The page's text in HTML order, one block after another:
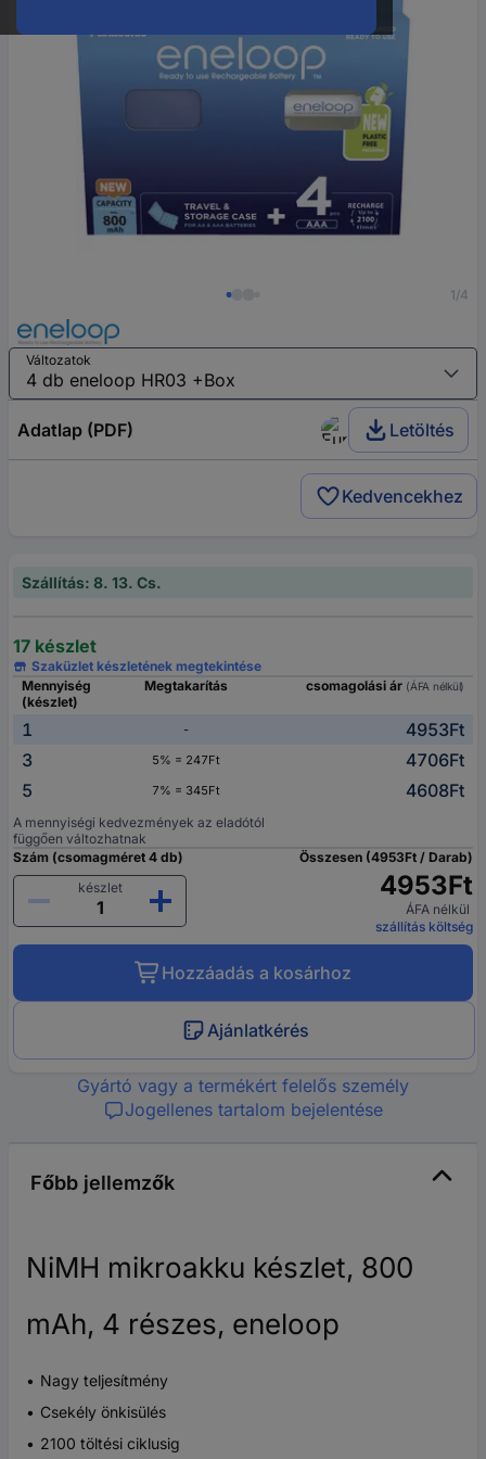
1/4
Változatok
Adatlap (PDF) Letöltés
Kedvencekhez
Szállítás: 8. 13. Cs.
17 készlet
Szaküzlet készletének megtekintése
Mennyiség
(készlet)
Megtakarítás csomagolási ár (ÁFA nélkül)
1 -
4953Ft
3
5% = 247Ft
4706Ft
5
7% = 345Ft 4608Ft
A mennyiségi kedvezmények az eladótól
függően változhatnak
Szám (csomagméret 4 db)
készlet
Összesen (4953Ft / Darab)
4953Ft
ÁFA nélkül
szállítás költség
Hozzáadás a kosárhoz
Ajánlatkérés
Gyártó vagy a termékért felelős személy
Jogellenes tartalom bejelentése
Főbb jellemzők
NiMH mikroakku készlet, 800
mAh, 4 részes, eneloop
Nagy teljesítmény
Csekély önkisülés
2100 töltési ciklusig